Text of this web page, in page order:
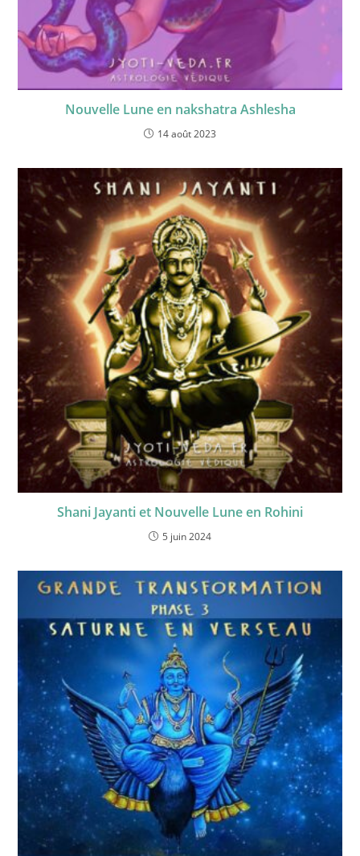
Nouvelle Lune en nakshatra Ashlesha
14 août 2023
Shani Jayanti et Nouvelle Lune en Rohini
5 juin 2024